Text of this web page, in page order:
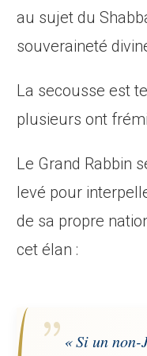
au sujet du
souveraineté
La secousse est
plusieurs ont
Le Grand Rabbin
levé pour
de sa propre
cet élan :
« Si un